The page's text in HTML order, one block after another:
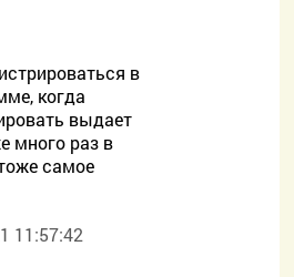
в
когда
выдает
много раз в
самое
11:57:42